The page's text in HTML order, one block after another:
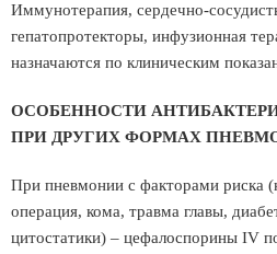
Иммунотерапия, сердечно-
гепатопротекторы, инфузионная
назначаются по клиническим
ОСОБЕННОСТИ
ПРИ ДРУГИХ ФОРМАХ
При пневмонии с факторами риска
операция, кома, травма главы,
цитостатики) – цефалоспорины IV